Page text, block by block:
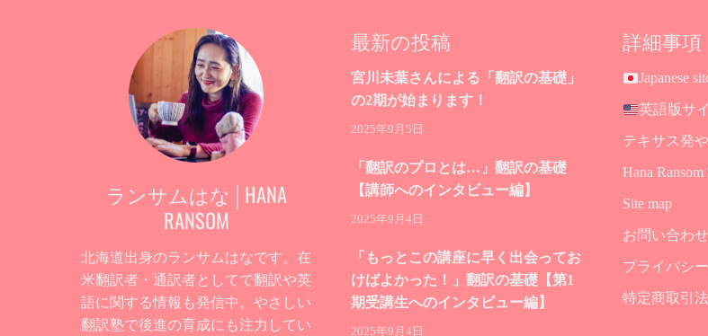
ランサムはな│HANA
RANSOM
北海道出身のランサムはなです。在
米翻訳者・通訳者としてで翻訳や英
語に関する情報も発信中。やさしい
翻訳塾で後進の育成にも注力してい
最新の投稿
宮川未葉さんによる「翻訳の基礎」
の2期が始まります！
2025年9月5日
「翻訳のプロとは…」翻訳の基礎
【講師へのインタビュー編】
2025年9月4日
「もっとこの講座に早く出会ってお
けばよかった！」翻訳の基礎【第1
期受講生へのインタビュー編】
2025年9月4日
詳細事項
Japanese
英語版サ
テキサス発
Hana Ransom
Site map
お問い合わせ
プライバシ
特定商取引